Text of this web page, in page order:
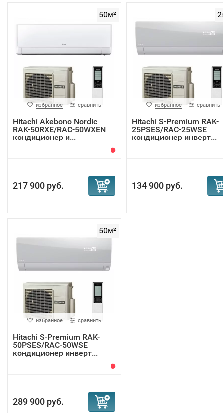
50м²
избранное сравнить
Hitachi Akebono Nordic
RAK-50RXE/RAC-50WXEN
кондиционер и...
217 900 руб.
избранное сравнить
Hitachi S-Premium RAK-
25PSES/RAC-25WSE
кондиционер инверт...
134 900 руб.
50м²
избранное сравнить
Hitachi S-Premium RAK-
50PSES/RAC-50WSE
кондиционер инверт...
289 900 руб.